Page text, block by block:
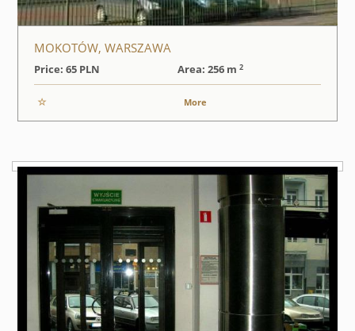
MOKOTÓW, WARSZAWA
Price: 65 PLN Area: 256 m 2
More